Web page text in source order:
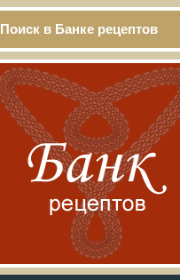
Поиск в Банке рецептов